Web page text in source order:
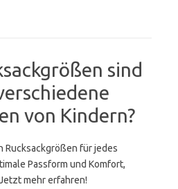
sind
von Kindern?
Rucksackgrößen für jedes
Passform und Komfort,
mehr erfahren!